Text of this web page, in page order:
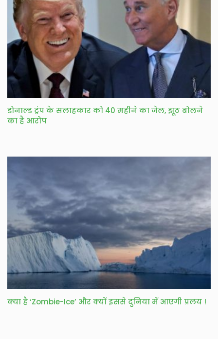
डोनाल्ड ट्रंप के सलाहकार को 40 महीने का जेल, झूठ बोलने
का है आरोप
क्या है ‘Zombie-Ice’ और क्यों इससे दुनिया में आएगी प्रलय !